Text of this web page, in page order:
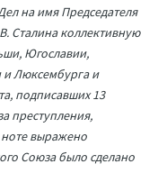
на имя Председателя
Сталина коллективную
Югославии,
и Люксембурга и
подписавших 13
преступления,
выражено
Союза было сделано